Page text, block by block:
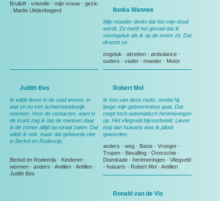
Bruiloft - vriendin - mijn vrouw - gezin
- Martin Uitdenbogerd Ilonka Wannee
Mijn moeder denkt dat het mijn dood
wordt. Ze heeft het gevoel dat ik
verongeluk als ik op de motor zit. Dat
droomt ze.
ongeluk - afzetten - ambulance -
ouders - vader - moeder - Motor
Judith Bes
Ik wilde liever in de stad wonen, in
wat ze nu een achterstandswijk
noemen. Voor de contacten, want in
de krant zag ik dat de mensen daar
in de zomer altijd op straat zaten. Dat
wilde ik ook, maar dat gebeurde niet
in Berkel en Rodenrijs.
Berkel en Rodenrijs - Kinderen -
wennen - anders -Antillen -Antillen -
Judith Bes
Robert Mol
Ik hou van deze route, omdat hij
langs mijn geboortedorp gaat. Dat
roept toch automatisch herinneringen
op. Het vliegveld bijvoorbeeld. Liever
nog dan huisarts was ik piloot
geworden.
anders - weg - Basis - Vroeger -
Tropen - Bevalling - Overschie -
Doenkade - herinneringen - Vliegveld
- huisarts - Robert Mol -Antillen
Ronald van de Vis